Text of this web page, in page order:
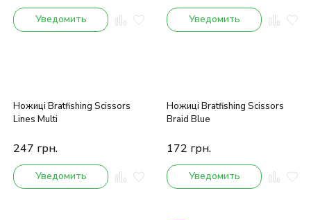
Уведомить Уведомить
Ножиці Bratfishing Scissors
Lines Multi
247 грн.
Уведомить
Ножиці Bratfishing Scissors
Braid Blue
172 грн.
Уведомить